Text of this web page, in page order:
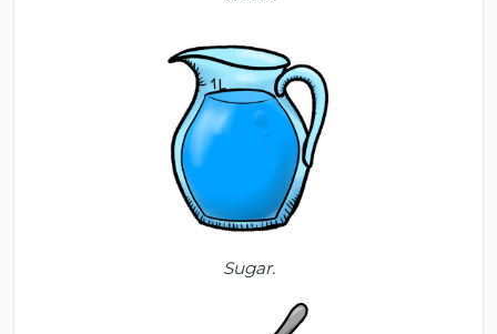
Sugar.